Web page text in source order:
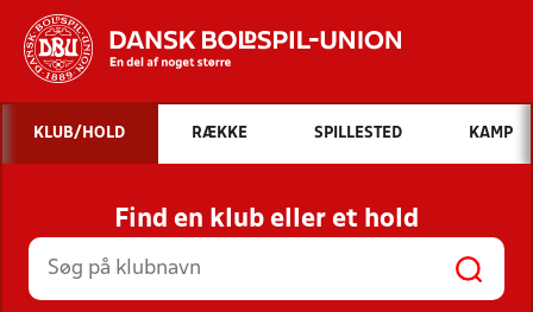
Hvad vil du søge efter?
INDHOLD OG NYHEDER
STILLINGER, RESULTATER, KLUBBER OG
HOLD
KLUB/HOLD RÆKKE SPILLESTED KAMP
Find en klub eller et hold